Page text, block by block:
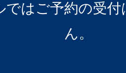
ではご予約の受
ん。